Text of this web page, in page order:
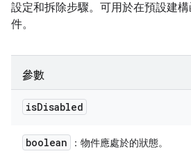
設定和拆除步驟。可用於在預設建
件。
參數
isDisabled
boolean ：物件應處於的狀態。